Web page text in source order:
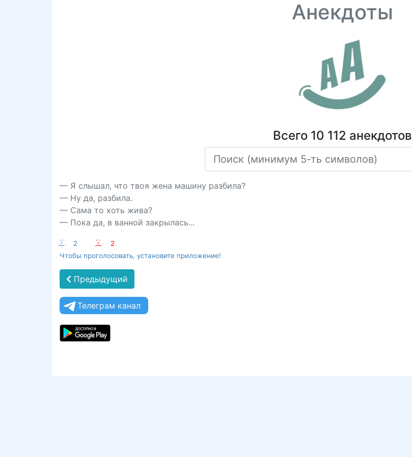
Анекдоты
Всего 10 112 анекдотов
— Я слышал, что твоя жена машину разбила?
— Ну да, разбила.
— Сама то хоть жива?
— Пока да, в ванной закрылась...
:-) 2 :-(
2
Чтобы проголосовать, установите приложение!
Предыдущий
Телеграм канал